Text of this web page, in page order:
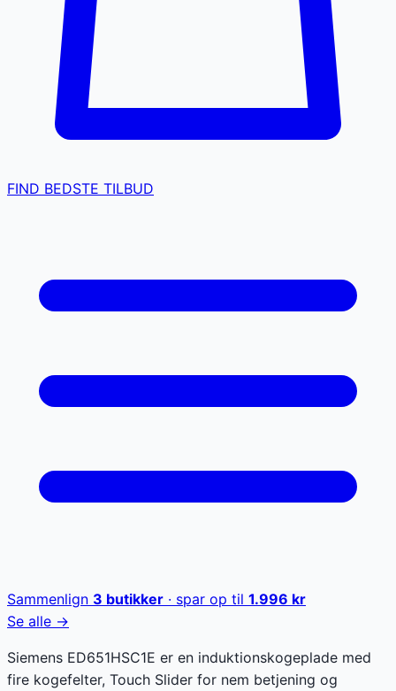
FIND BEDSTE TILBUD
Sammenlign 3 butikker · spar op til 1.996 kr
Se alle →
Siemens ED651HSC1E er en induktionskogeplade med
fire kogefelter, Touch Slider for nem betjening og